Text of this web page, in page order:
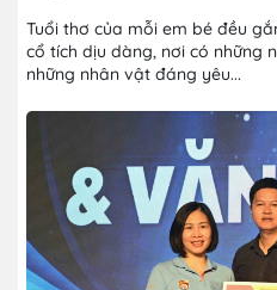
Tuổi thơ của mỗi em bé đều
cổ tích dịu dàng, nơi có những
những nhân vật đáng yêu...